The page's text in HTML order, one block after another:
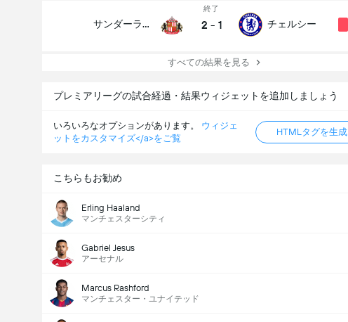
サンダーランド
終了
2 - 1 チェルシー
すべての結果を見る
プレミアリーグの試合経過・結果ウィジェットを追加しましょう
いろいろなオプションがあります。 ウィジェ
ットをカスタマイズ</a>をご覧
HTMLタグを生成
こちらもお勧め
Erling Haaland
マンチェスターシティ
Gabriel Jesus
アーセナル
Marcus Rashford
マンチェスター・ユナイテッド